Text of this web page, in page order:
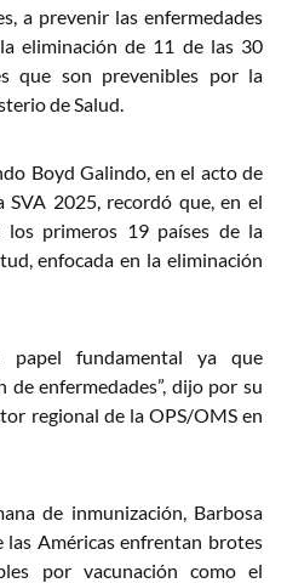
a prevenir las enfermedades
eliminación de 11 de las 30
que son prevenibles por la
de Salud.
Boyd Galindo, en el acto de
SVA 2025, recordó que, en el
los primeros 19 países de la
enfocada en la eliminación
papel fundamental ya que
enfermedades”, dijo por su
regional de la OPS/OMS en
de inmunización, Barbosa
las Américas enfrentan brotes
por vacunación como el